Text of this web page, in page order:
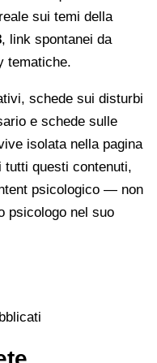
sui temi della
, link spontanei da
tematiche.
schede sui disturbi
e schede sulle
isolata nella pagina
tutti questi contenuti,
psicologico — non
psicologo nel suo